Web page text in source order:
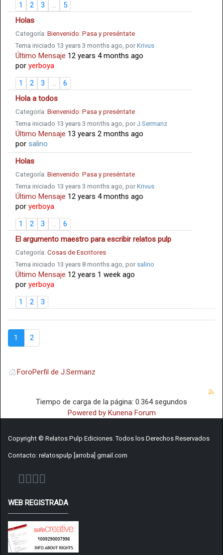
1
2 3 ...
5
Holas
Categoría: Bienvenido: Pasa y preséntate
Tema iniciado 13 years 3 months ago, porKrivus
Último Mensaje 12 years 4 months ago
por yerboya
1
2 3 ...
6
Hola a todos
Categoría: Bienvenido: Pasa y preséntate
Tema iniciado 13 years 3 months ago, porJ.Sermanz
Último Mensaje 13 years 2 months ago
por salino
Holas
Categoría: Bienvenido: Pasa y preséntate
Tema iniciado 13 years 3 months ago, porKrivus
Último Mensaje 12 years 4 months ago
por yerboya
1
2 3 ...
6
El argumento maestro para escribir relatos pulp
Categoría: Cosas de Escritores
Tema iniciado 13 years 8 months ago, por salino
Último Mensaje 12 years 1 week ago
por yerboya
1
2 3
1 2
ForoPerfil de J.Sermanz
Tiempo de carga de la página: 0.364 segundos
Powered by Kunena Forum
Copyright © Relatos Pulp Ediciones. Todos los Derechos Reservados
Contacto: relatospulp [arroba] gmail.com
WEB REGISTRADA